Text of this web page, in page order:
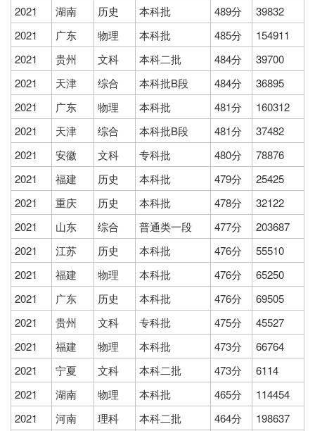
2021
湖南 历史 本科批 489分
39832
2021
广东 物理 本科批 485分
154911
2021
贵州 文科 本科二批 484分
39700
2021
天津 综合 本科批B段 484分
36895
2021
广东 物理 本科批 481分
160312
2021
天津 综合 本科批B段 481分
37482
2021
安徽 文科 专科批 480分
78876
2021
福建 历史 本科批 479分
25425
2021
重庆 历史 本科批 478分
32122
2021
山东 综合 普通类一段 477分
203687
2021
江苏 历史 本科批 476分
55510
2021
福建 物理 本科批 476分
65250
2021
广东 历史 本科批 476分
69505
2021
贵州 文科 专科批 475分
45527
2021
福建 物理 本科批 473分
66764
2021
宁夏 文科 本科二批 473分
6114
2021
湖南 物理 本科批 465分
114454
2021
河南 理科 本科二批 464分
198637